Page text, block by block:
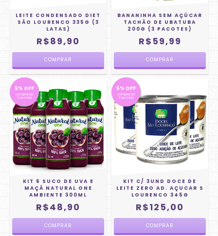
LEITE CONDENSADO DIET
SÃO LOURENCO 335G (3
LATAS)
R$89,90
BANANINHA SEM AÇÚCAR
TACHÃO DE UBATUBA
200G (3 PACOTES)
R$59,99
5% OFF
comprando
3 ou mais
KIT 6 SUCO DE UVA E
MAÇÃ NATURAL ONE
AMBIENTE 300ML
R$48,90
5% OFF
comprando
3 ou mais
KIT C/ 3UND DOCE DE
LEITE ZERO AD. AÇUCAR S
LOURENCO 345G
R$125,00